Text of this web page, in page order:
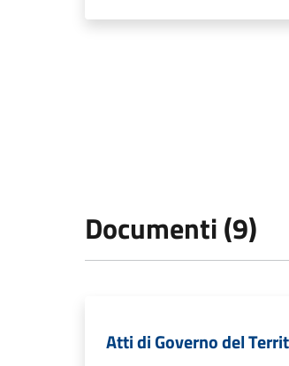
Documenti (9)
Atti di Governo del